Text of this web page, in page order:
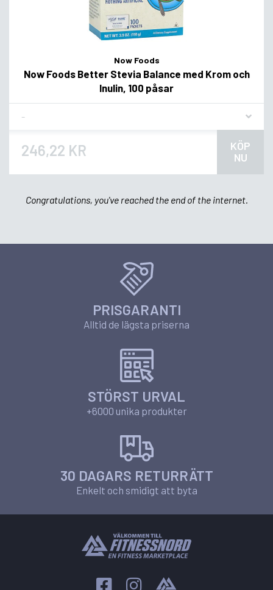
Now Foods
Now Foods Better Stevia Balance med Krom och
Inulin, 100 påsar
246,22 KR
KÖP
NU
Congratulations, you've reached the end of the internet.
PRISGARANTI
Alltid de lägsta priserna
STÖRST URVAL
+6000 unika produkter
30 DAGARS RETURRÄTT
Enkelt och smidigt att byta